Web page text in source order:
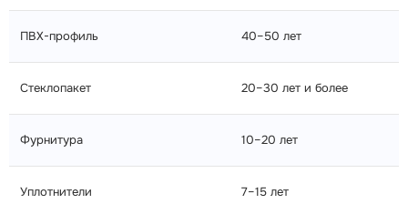
ПВХ-профиль 40–50 лет
Стеклопакет 20–30 лет и более
Фурнитура 10–20 лет
Уплотнители 7–15 лет